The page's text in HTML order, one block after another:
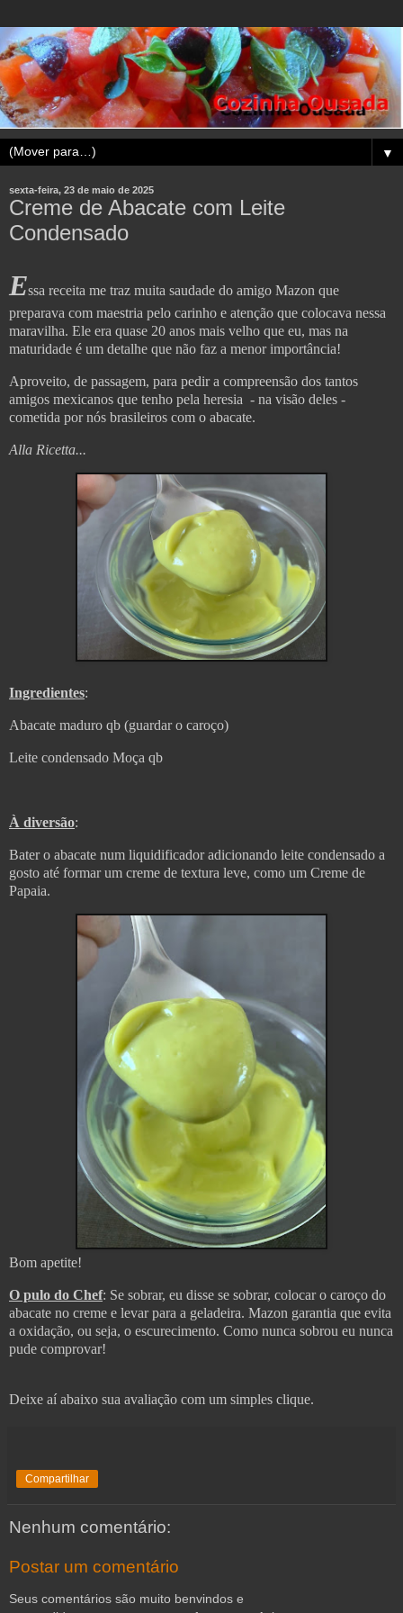
▼
sexta-feira, 23 de maio de 2025
Creme de Abacate com Leite
Condensado
Essa receita me traz muita saudade do amigo Mazon que
preparava com maestria pelo carinho e atenção que colocava nessa
maravilha. Ele era quase 20 anos mais velho que eu, mas na
maturidade é um detalhe que não faz a menor importância!
Aproveito, de passagem, para pedir a compreensão dos tantos
amigos mexicanos que tenho pela heresia - na visão deles -
cometida por nós brasileiros com o abacate.
Alla Ricetta...
Ingredientes:
Abacate maduro qb (guardar o caroço)
Leite condensado Moça qb
À diversão:
Bater o abacate num liquidificador adicionando leite condensado a
gosto até formar um creme de textura leve, como um Creme de
Papaia.
Bom apetite!
O pulo do Chef: Se sobrar, eu disse se sobrar, colocar o caroço do
abacate no creme e levar para a geladeira. Mazon garantia que evita
a oxidação, ou seja, o escurecimento. Como nunca sobrou eu nunca
pude comprovar!
Deixe aí abaixo sua avaliação com um simples clique.
Compartilhar
Nenhum comentário:
Postar um comentário
Seus comentários são muito benvindos e